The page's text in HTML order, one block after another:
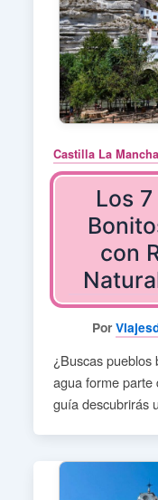
Castilla La Mancha
Los
con
Por
¿Buscas pueblos
agua forme parte
guía descubrirás